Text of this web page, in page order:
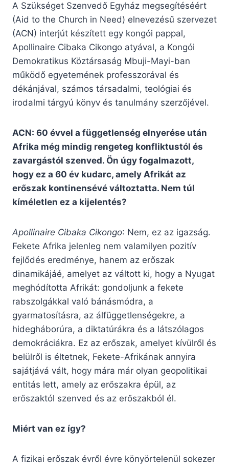
A Szükséget Szenvedő Egyház megsegítéséért
(Aid to the Church in Need) elnevezésű szervezet
(ACN) interjút készített egy kongói pappal,
Apollinaire Cibaka Cikongo atyával, a Kongói
Demokratikus Köztársaság Mbuji-Mayi-ban
működő egyetemének professzorával és
dékánjával, számos társadalmi, teológiai és
irodalmi tárgyú könyv és tanulmány szerzőjével.
ACN: 60 évvel a függetlenség elnyerése után
Afrika még mindig rengeteg konfliktustól és
zavargástól szenved. Ön úgy fogalmazott,
hogy ez a 60 év kudarc, amely Afrikát az
erőszak kontinensévé változtatta. Nem túl
kíméletlen ez a kijelentés?
Apollinaire Cibaka Cikongo: Nem, ez az igazság.
Fekete Afrika jelenleg nem valamilyen pozitív
fejlődés eredménye, hanem az erőszak
dinamikájáé, amelyet az váltott ki, hogy a Nyugat
meghódította Afrikát: gondoljunk a fekete
rabszolgákkal való bánásmódra, a
gyarmatosításra, az álfüggetlenségekre, a
hidegháborúra, a diktatúrákra és a látszólagos
demokráciákra. Ez az erőszak, amelyet kívülről és
belülről is éltetnek, Fekete-Afrikának annyira
sajátjává vált, hogy mára már olyan geopolitikai
entitás lett, amely az erőszakra épül, az
erőszaktól szenved és az erőszakból él.
Miért van ez így?
A fizikai erőszak évről évre könyörtelenül sokezer